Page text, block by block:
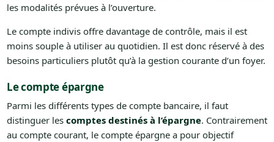
les modalités prévues à l’ouverture.
Le compte indivis offre davantage de contrôle, mais il est
moins souple à utiliser au quotidien. Il est donc réservé à des
besoins particuliers plutôt qu’à la gestion courante d’un foyer.
Le compte épargne
Parmi les différents types de compte bancaire, il faut
distinguer les comptes destinés à l’épargne. Contrairement
au compte courant, le compte épargne a pour objectif